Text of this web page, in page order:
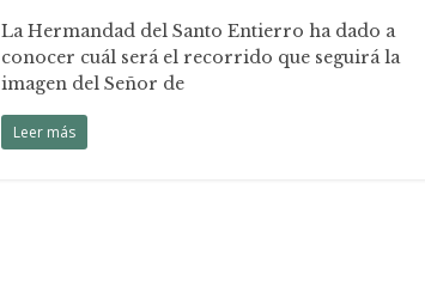
La Hermandad del Santo Entierro ha dado a
conocer cuál será el recorrido que seguirá la
imagen del Señor de
Leer más